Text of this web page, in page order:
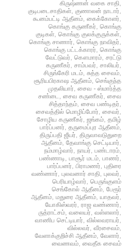
கிருஷ்ணன் வகை சாதி,
குடிபடைசாதிகள், குணாலன் நாடார்,
கூனம்பட்டி ஆதீனம், கைக்கோளர்,
கொங்கு கருணீகர், கொங்கு
குடிகள், கொங்கு குலக்குருக்கள்,
கொங்கு சாணார், கொங்கு நாவிதர்,
கொங்கு பட்டக்காரர், கொங்கு
வேட்டுவர், கௌமாரம், சரட்டு
கருணீகர், சாம்பவர், சாலியர்,
சிருங்கேரி மடம், சுத்த சைவம்,
சூரியபிரகாஷ ஆதீனம், செங்குந்த
முதலியார், சைவ - ஸ்மார்த்த
சண்டை, சைவ கருணீகர், சைவ
சித்தாந்தம், சைவ பண்டிதர்,
சைவத்தில் மொழிப்போர், சைவர்,
சோழிய கருணீகர், ஜங்கம், தமிழ்
பார்ப்பனர், தருமைப்புர ஆதீனம்,
திருப்பதி ஜீயர், திருவாவடுதுறை
ஆதீனம், தேவாங்கு செட்டியார்,
நம்மாழ்வார், நாயர், பண்டாரம்,
பண்ணாடி, பாசூர் மடம், பாணர்,
பார்ப்பனர், பிராமணர், புதிரை
வண்ணார், புலவனார் சாதி, புலவர்,
பெரியாழ்வார், பெருங்குளம்
செங்கோல் ஆதீனம், பேரூர்
ஆதீனம், மதுரை ஆதீனம், யாதவர்,
யோகிஸ்வரர், ராஜ வண்ணார்,
ருத்ராட்சம், வலையர், வள்ளலார்,
வாணிப செட்டியார், வில்லவராயர்,
வில்லவர், வீரசைவம்,
வேளாக்குறிச்சி ஆதீனம், வேளார்,
வைணவம், வைதீக சைவம்